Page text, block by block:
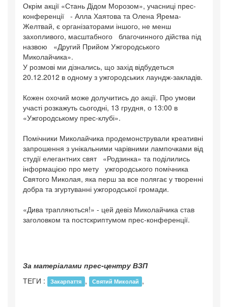
Окрім акції «Стань Дідом Морозом», учасниці прес-
конференції - Алла Хаятова та Олена Ярема-
Желтвай, є організаторами іншого, не менш
захопливого, масштабного благочинного дійства під
назвою «Другий Прийом Ужгородського
Миколайчика».
У розмові ми дізнались, що захід відбудеться
20.12.2012 в одному з ужгородських лаундж-закладів.
Кожен охочий може долучитись до акції. Про умови
участі розкажуть сьогодні, 13 грудня, о 13:00 в
«Ужгородському прес-клубі».
Помічники Миколайчика продемонстрували креативні
запрошення з унікальними чарівними лампочками від
студії елегантних свят «Родзинка» та поділились
інформацією про мету ужгородського помічника
Святого Миколая, яка перш за все полягає у творенні
добра та згуртуванні ужгородської громади.
«Дива трапляються!» - цей девіз Миколайчика став
заголовком та постскриптумом прес-конференції.
За матеріалами прес-центру ВЗП
ТЕГИ :
Закарпаття , Святий Миколай ,